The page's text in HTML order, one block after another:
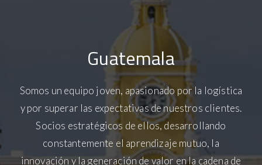
Guatemala
Somos un equipo joven, apasionado por la logística
y por superar las expectativas de nuestros clientes.
Socios estratégicos de ellos, desarrollando
constantemente el aprendizaje mutuo, la
innovación y la generación de valor en la cadena de